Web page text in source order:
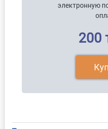
электронную
200